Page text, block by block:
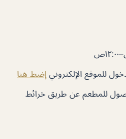
للموقع الإلكتروني إضط هنا
للمطعم عن طريق خرائط